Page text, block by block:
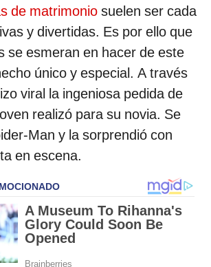
de matrimonio suelen ser cada
y divertidas. Es por ello que
se esmeran en hacer de este
único y especial. A través
viral la ingeniosa pedida de
realizó para su novia. Se
Man y la sorprendió con
en escena.